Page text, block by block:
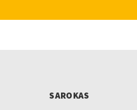
SAROKAS